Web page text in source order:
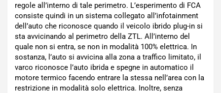
regole all’interno di tale perimetro. L’esperimento di FCA
consiste quindi in un sistema collegato all’infotainment
dell’auto che riconosce quando il veicolo ibrido plug-in si
sta avvicinando al perimetro della ZTL. All’interno del
quale non si entra, se non in modalità 100% elettrica. In
sostanza, l’auto si avvicina alla zona a traffico limitato, il
varco riconosce l’auto ibrida e spegne in automatico il
motore termico facendo entrare la stessa nell’area con la
restrizione in modalità solo elettrica. Inoltre, senza